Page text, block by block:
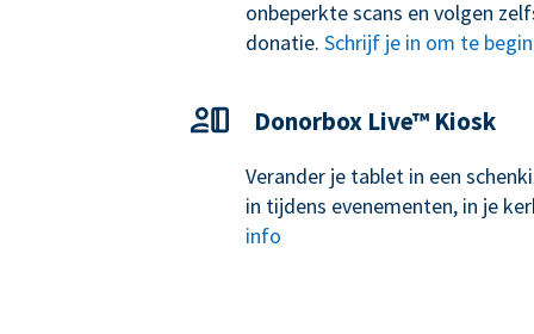
onbeperkte scans en volgen
donatie. Schrijf je in om te
Donorbox Live™ Kiosk
Verander je tablet in een
in tijdens evenementen, in je
info